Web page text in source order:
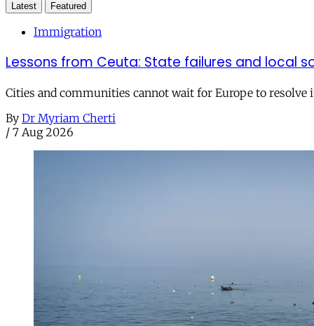
Latest Featured
Immigration
Lessons from Ceuta: State failures and local
Cities and communities cannot wait for Europe to
By Dr Myriam Cherti
/ 7 Aug 2026